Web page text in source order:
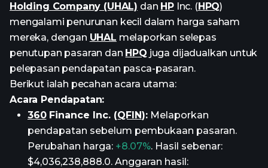
Holding Company (UHAL) dan HPInc. (HPQ)
mengalami penurunan kecil dalam harga saham
mereka, dengan UHAL melaporkan selepas
penutupan pasaran dan HPQ juga dijadualkan untuk
pelepasan pendapatan pasca-pasaran.
Berikut ialah pecahan acara utama:
Acara Pendapatan:
360Finance Inc. (QFIN):Melaporkan
pendapatan sebelum pembukaan pasaran.
Perubahan harga: +8.07%. Hasil sebenar:
$4,036,238,888.0. Anggaran hasil: